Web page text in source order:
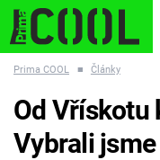
ESCAPE PLNEJ KOTEL
Prima COOL ■ Články
Od Vřískotu
Vybrali